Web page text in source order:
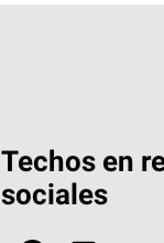
Techos en
sociales